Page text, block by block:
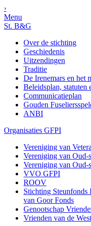
›
Menu
St. B&G
Over de stichting
Geschiedenis
Uitzendingen
Traditie
De Irenemars en het
Beleidsplan, statuten
Communicatieplan
Gouden
ANBI
Organisaties GFPI
Vereniging van
Vereniging van
Vereniging van
VVO GFPI
ROOV
Stichting Steunfonds
van Goor Fonds
Genootschap
Vrienden van de